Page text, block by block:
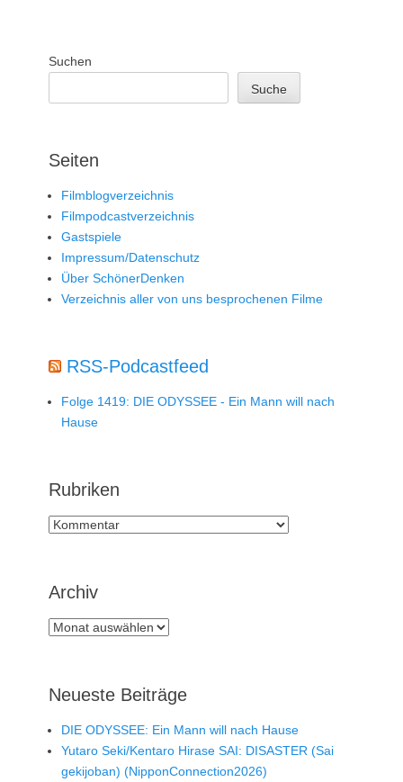
Suchen
Suche
Seiten
Filmblogverzeichnis
Filmpodcastverzeichnis
Gastspiele
Impressum/Datenschutz
Über SchönerDenken
Verzeichnis aller von uns besprochenen Filme
RSS-Podcastfeed
Folge 1419: DIE ODYSSEE - Ein Mann will nach
Hause
Rubriken
Rubriken
Archiv
Archiv
Neueste Beiträge
DIE ODYSSEE: Ein Mann will nach Hause
Yutaro Seki/Kentaro Hirase SAI: DISASTER (Sai
gekijoban) (NipponConnection2026)